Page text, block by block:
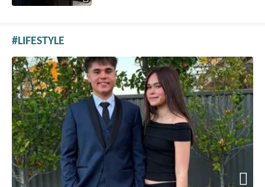
LIFESTYLE